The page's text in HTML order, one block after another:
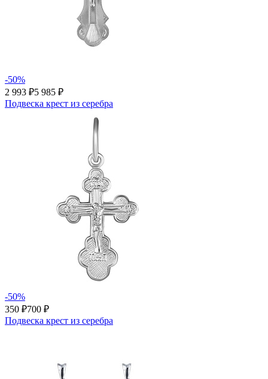
-50%
2 993 ₽5 985 ₽
Подвеска крест из серебра
-50%
350 ₽700 ₽
Подвеска крест из серебра